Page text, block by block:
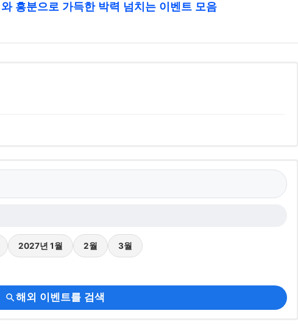
흥분으로 가득한 박력 넘치는 이벤트 모음
2027년 1월 2월 3월
search해외 이벤트를 검색